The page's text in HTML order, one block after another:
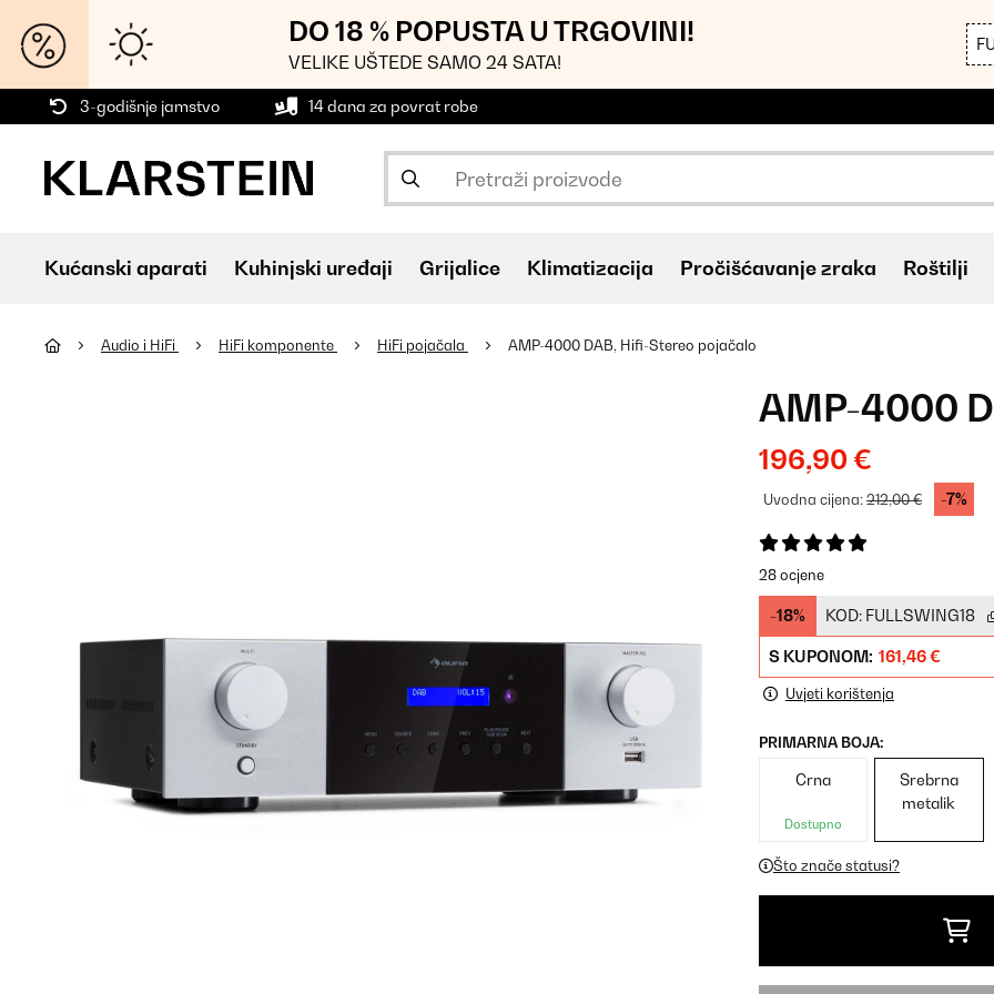
DO 18 % POPUSTA U TRGOVINI!
VELIKE UŠTEDE SAMO 24 SATA!
3-godišnje jamstvo 14 dana za povrat robe
Kućanski aparati Kuhinjski uređaji Grijalice Klimatizacija Pročišćavanje zraka Roštilji
Audio i HiFi HiFi komponente HiFi pojačala AMP-4000 DAB, Hifi-Stereo pojačalo
AMP-4000
196,90 €
Uvodna cijena:212,00 € -7%
28 ocjene
-18% KOD: FULLSWING18
S KUPONOM: 161,46 €
Uvjeti korištenja
PRIMARNA BOJA:
Crna
Dostupno
Srebrna
metalik
Što znače statusi?